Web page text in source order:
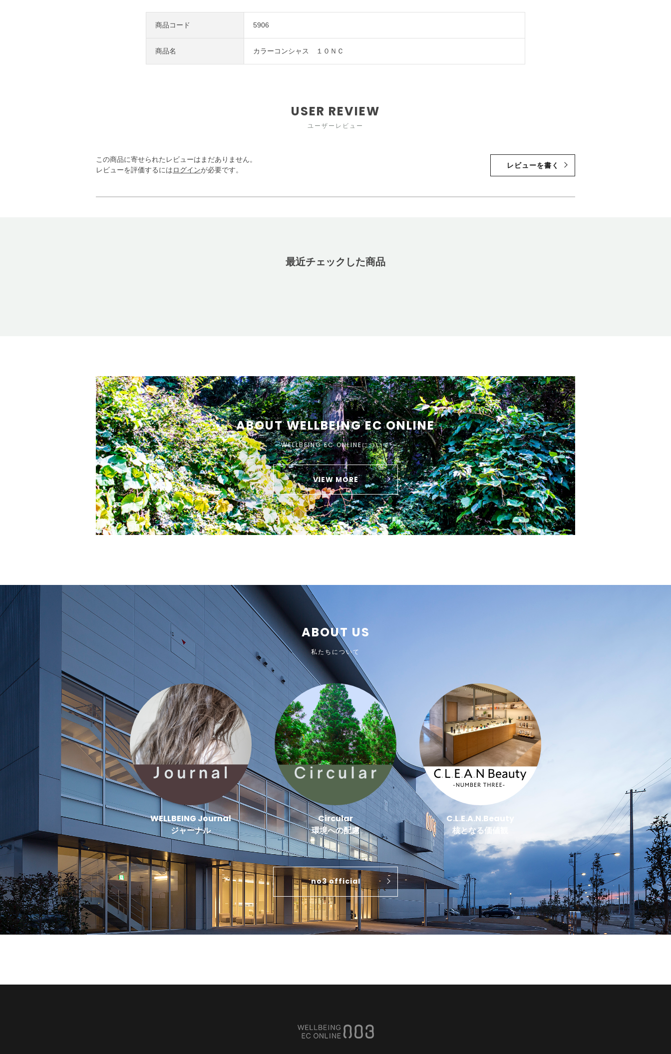
商品コード 5906
商品名 カラーコンシャス １０ＮＣ
USER REVIEW
ユーザーレビュー
この商品に寄せられたレビューはまだありません。
レビューを評価するにはログインが必要です。 レビューを書く
最近チェックした商品
ABOUT WELLBEING EC ONLINE
WELLBEING EC ONLINEについて
VIEW MORE
ABOUT US
私たちについて
WELLBEING Journal
ジャーナル
Circular
環境への配慮
C.L.E.A.N.Beauty
核となる価値観
no3 official